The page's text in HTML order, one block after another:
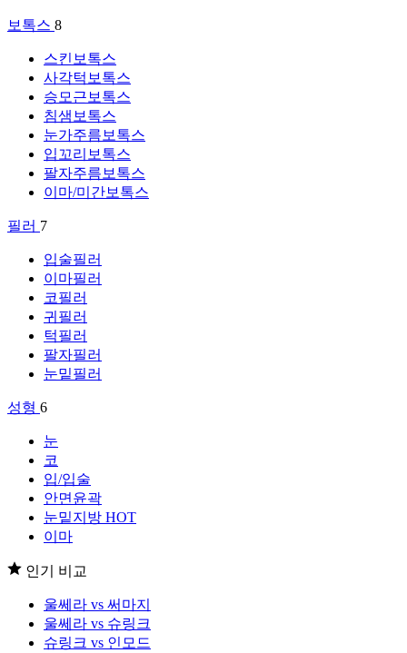
보톡스 8
스킨보톡스
사각턱보톡스
승모근보톡스
침샘보톡스
눈가주름보톡스
입꼬리보톡스
팔자주름보톡스
이마/미간보톡스
필러 7
입술필러
이마필러
코필러
귀필러
턱필러
팔자필러
눈밑필러
성형 6
눈
코
입/입술
안면윤곽
눈밑지방 HOT
이마
인기 비교
울쎄라 vs 써마지
울쎄라 vs 슈링크
슈링크 vs 인모드